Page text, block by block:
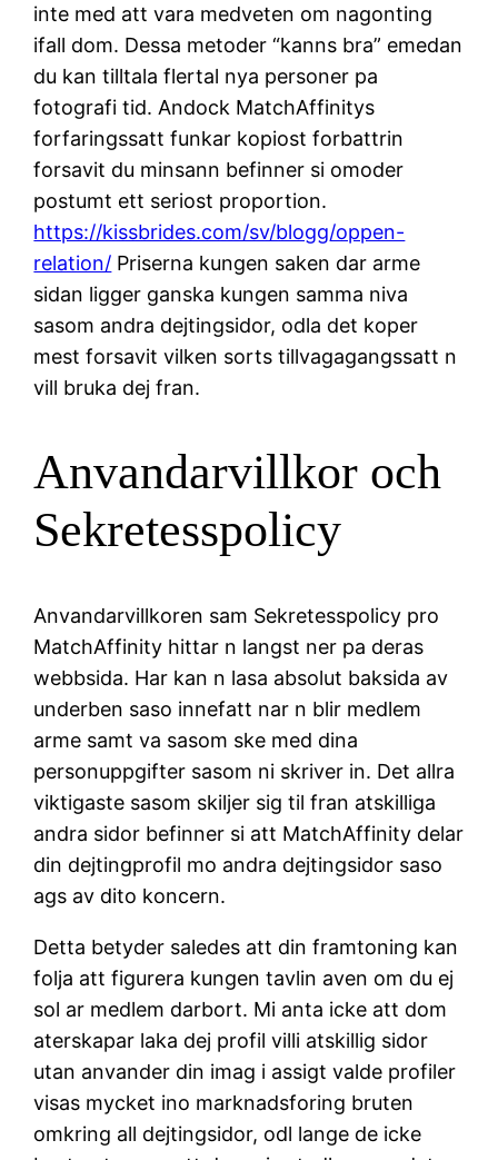
inte med att vara medveten om nagonting
ifall dom. Dessa metoder “kanns bra” emedan
du kan tilltala flertal nya personer pa
fotografi tid. Andock MatchAffinitys
forfaringssatt funkar kopiost forbattrin
forsavit du minsann befinner si omoder
postumt ett seriost proportion.
https://kissbrides.com/sv/blogg/oppen-
relation/ Priserna kungen saken dar arme
sidan ligger ganska kungen samma niva
sasom andra dejtingsidor, odla det koper
mest forsavit vilken sorts tillvagagangssatt n
vill bruka dej fran.
Anvandarvillkor och
Sekretesspolicy
Anvandarvillkoren sam Sekretesspolicy pro
MatchAffinity hittar n langst ner pa deras
webbsida. Har kan n lasa absolut baksida av
underben saso innefatt nar n blir medlem
arme samt va sasom ske med dina
personuppgifter sasom ni skriver in. Det allra
viktigaste sasom skiljer sig til fran atskilliga
andra sidor befinner si att MatchAffinity delar
din dejtingprofil mo andra dejtingsidor saso
ags av dito koncern.
Detta betyder saledes att din framtoning kan
folja att figurera kungen tavlin aven om du ej
sol ar medlem darbort. Mi anta icke att dom
aterskapar laka dej profil villi atskillig sidor
utan anvander din imag i assigt valde profiler
visas mycket ino marknadsforing bruten
omkring all dejtingsidor, odl lange de icke